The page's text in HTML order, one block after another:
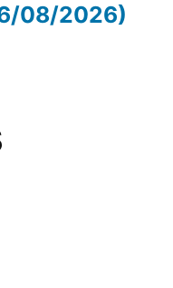
08/2026)